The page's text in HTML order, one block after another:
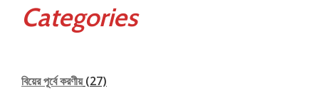
Categories
বিয়ের পূর্বে করণীয়(27)